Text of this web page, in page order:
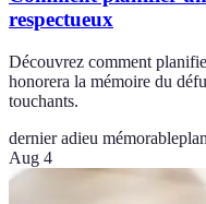
respectueux
Découvrez comment
honorera la mémoire du
touchants.
dernier adieu mémorable
Aug 4